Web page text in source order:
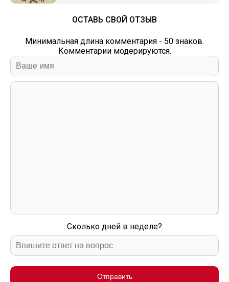
ОСТАВЬ СВОЙ ОТЗЫВ
Минимальная длина комментария - 50 знаков.
Комментарии модерируются.
Сколько дней в неделе?
Отправить